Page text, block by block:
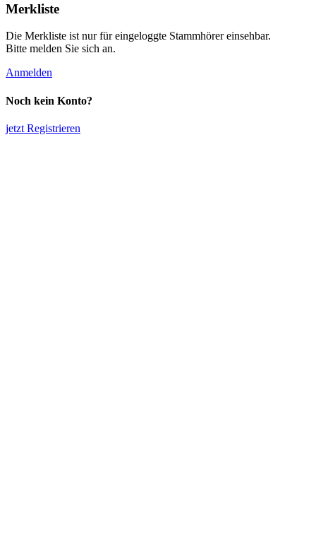
Merkliste
Die Merkliste ist nur für eingeloggte Stammhörer einsehbar.
Bitte melden Sie sich an.
Anmelden
Noch kein Konto?
jetzt Registrieren